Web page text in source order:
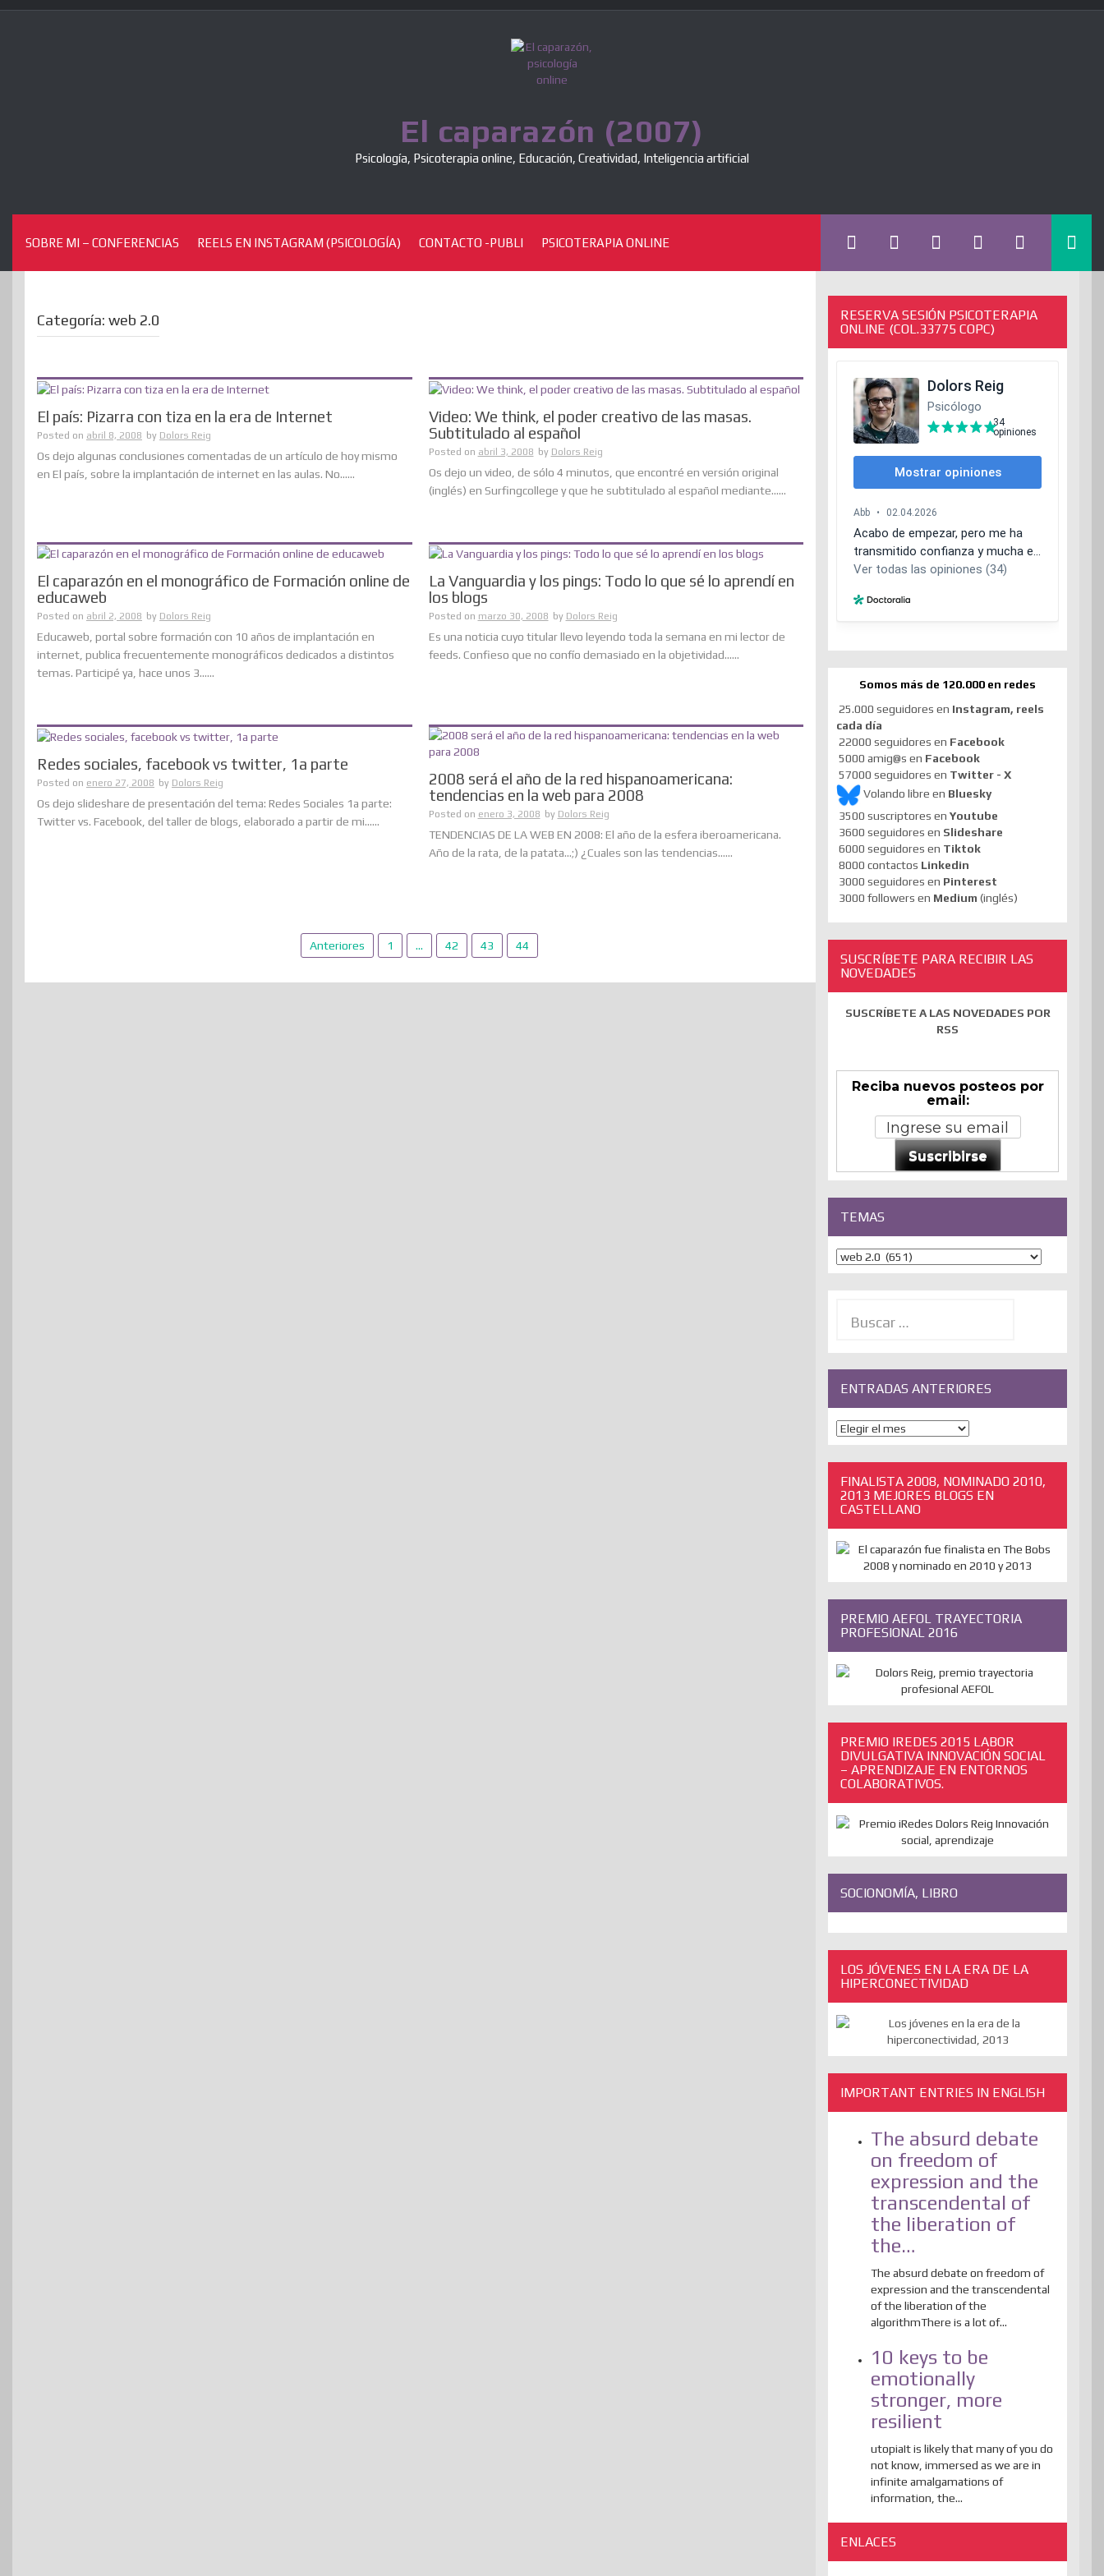
Skip
El caparazón (2007)
Psicología, Psicoterapia online, Educación, Creatividad, Inteligencia artificial
SOBRE MI – CONFERENCIAS REELS EN INSTAGRAM (PSICOLOGÍA) CONTACTO -PUBLI PSICOTERAPIA ONLINE
Categoría: web 2.0
El país: Pizarra con tiza en la era de Internet
Posted on abril 8, 2008 by Dolors Reig
Os dejo algunas conclusiones comentadas de un artículo de hoy mismo
en El país, sobre la implantación de internet en las aulas. No......
Video: We think, el poder creativo de las masas.
Subtitulado al español
Posted on abril 3, 2008 by Dolors Reig
Os dejo un video, de sólo 4 minutos, que encontré en versión original
(inglés) en Surfingcollege y que he subtitulado al español mediante......
El caparazón en el monográfico de Formación online de
educaweb
Posted on abril 2, 2008 by Dolors Reig
Educaweb, portal sobre formación con 10 años de implantación en
internet, publica frecuentemente monográficos dedicados a distintos
temas. Participé ya, hace unos 3......
La Vanguardia y los pings: Todo lo que sé lo aprendí en
los blogs
Posted on marzo 30, 2008 by Dolors Reig
Es una noticia cuyo titular llevo leyendo toda la semana en mi lector de
feeds. Confieso que no confío demasiado en la objetividad......
Redes sociales, facebook vs twitter, 1a parte
Posted on enero 27, 2008 by Dolors Reig
Os dejo slideshare de presentación del tema: Redes Sociales 1a parte:
Twitter vs. Facebook, del taller de blogs, elaborado a partir de mi......
2008 será el año de la red hispanoamericana:
tendencias en la web para 2008
Posted on enero 3, 2008 by Dolors Reig
TENDENCIAS DE LA WEB EN 2008: El año de la esfera iberoamericana.
Año de la rata, de la patata…;) ¿Cuales son las tendencias......
Anteriores 1 … 42 43 44
RESERVA SESIÓN PSICOTERAPIA
ONLINE (COL.33775 COPC)
Somos más de 120.000 en redes
25.000 seguidores en Instagram, reels
cada día
22000 seguidores en Facebook
5000 amig@s en Facebook
57000 seguidores en Twitter - X
Volando libre en Bluesky
3500 suscriptores en Youtube
3600 seguidores en Slideshare
6000 seguidores en Tiktok
8000 contactos Linkedin
3000 seguidores en Pinterest
3000 followers en Medium (inglés)
SUSCRÍBETE PARA RECIBIR LAS
NOVEDADES
SUSCRÍBETE A LAS NOVEDADES POR
RSS
Reciba nuevos posteos por
email:
Suscribirse
TEMAS
Temas
ENTRADAS ANTERIORES
ENTRADAS
ANTERIORES
FINALISTA 2008, NOMINADO 2010,
2013 MEJORES BLOGS EN
CASTELLANO
PREMIO AEFOL TRAYECTORIA
PROFESIONAL 2016
PREMIO IREDES 2015 LABOR
DIVULGATIVA INNOVACIÓN SOCIAL
– APRENDIZAJE EN ENTORNOS
COLABORATIVOS.
SOCIONOMÍA, LIBRO
LOS JÓVENES EN LA ERA DE LA
HIPERCONECTIVIDAD
IMPORTANT ENTRIES IN ENGLISH
The absurd debate
on freedom of
expression and the
transcendental of
the liberation of
the…
The absurd debate on freedom of
expression and the transcendental
of the liberation of the
algorithmThere is a lot of...
10 keys to be
emotionally
stronger, more
resilient
utopiaIt is likely that many of you do
not know, immersed as we are in
infinite amalgamations of
information, the...
ENLACES